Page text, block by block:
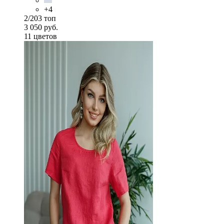
+4
2/203 топ
3 050 руб.
11 цветов